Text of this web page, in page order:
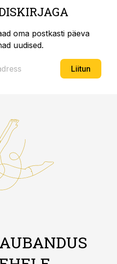
oma postkasti päeva
uudised.
Liitun